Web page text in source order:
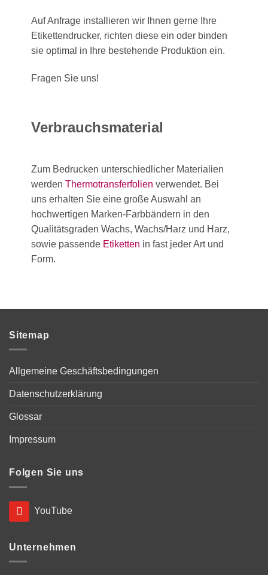
Auf Anfrage installieren wir Ihnen gerne Ihre
Etikettendrucker, richten diese ein oder binden
sie optimal in Ihre bestehende Produktion ein.
Fragen Sie uns!
Verbrauchsmaterial
Zum Bedrucken unterschiedlicher Materialien
werdenThermotransferfolien verwendet. Bei
uns erhalten Sie eine große Auswahl an
hochwertigen Marken-Farbbändern in den
Qualitätsgraden Wachs, Wachs/Harz und Harz,
sowie passende Etiketten in fast jeder Art und
Form.
Sitemap
Allgemeine Geschäftsbedingungen
Datenschutzerklärung
Glossar
Impressum
Folgen Sie uns
YouTube
Unternehmen